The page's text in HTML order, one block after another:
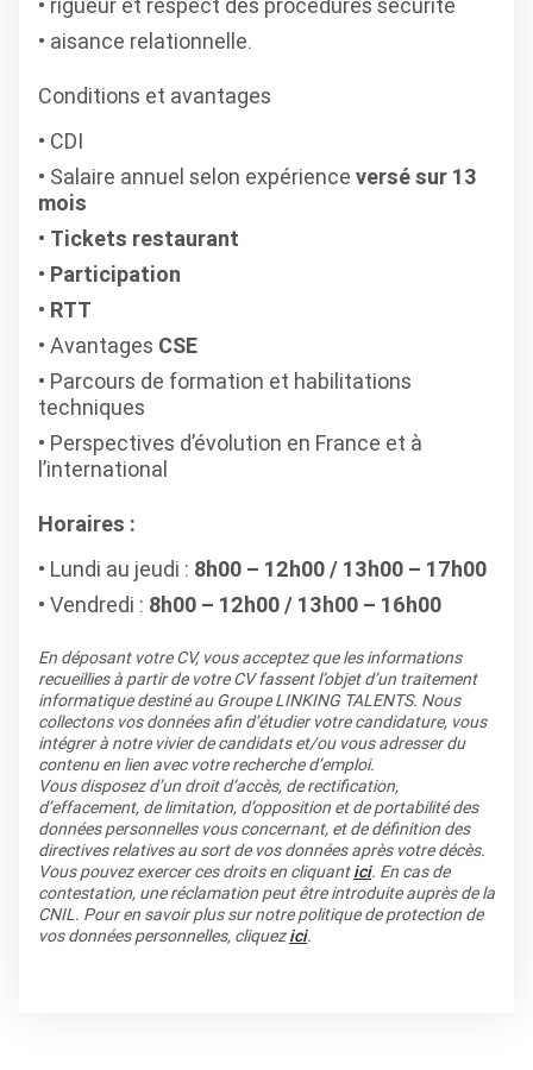
aisance relationnelle.
Conditions et avantages
CDI
Salaire annuel selon expérience versé sur 13
mois
Tickets restaurant
Participation
RTT
Avantages CSE
Parcours de formation et habilitations
techniques
Perspectives d’évolution en France et à
l’international
Horaires :
Lundi au jeudi : 8h00 – 12h00 / 13h00 – 17h00
Vendredi : 8h00 – 12h00 / 13h00 – 16h00
En déposant votre CV, vous acceptez que les informations
recueillies à partir de votre CV fassent l’objet d’un traitement
informatique destiné au Groupe LINKING TALENTS. Nous
collectons vos données afin d’étudier votre candidature, vous
intégrer à notre vivier de candidats et/ou vous adresser du
contenu en lien avec votre recherche d’emploi.
Vous disposez d’un droit d’accès, de rectification,
d’effacement, de limitation, d’opposition et de portabilité des
données personnelles vous concernant, et de définition des
directives relatives au sort de vos données après votre décès.
Vous pouvez exercer ces droits en cliquantici. En cas de
contestation, une réclamation peut être introduite auprès de la
CNIL. Pour en savoir plus sur notre politique de protection de
vos données personnelles, cliquezici.